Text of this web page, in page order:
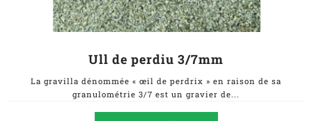
Ull de perdiu 3/7mm
La gravilla dénommée « œil de perdrix » en raison de sa
granulométrie 3/7 est un gravier de...